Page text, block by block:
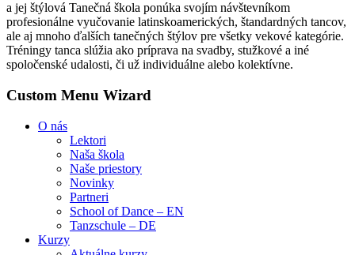
a jej štýlová Tanečná škola ponúka svojím návštevníkom
profesionálne vyučovanie latinskoamerických, štandardných tancov,
ale aj mnoho ďalších tanečných štýlov pre všetky vekové kategórie.
Tréningy tanca slúžia ako príprava na svadby, stužkové a iné
spoločenské udalosti, či už individuálne alebo kolektívne.
Custom Menu Wizard
O nás
Lektori
Naša škola
Naše priestory
Novinky
Partneri
School of Dance – EN
Tanzschule – DE
Kurzy